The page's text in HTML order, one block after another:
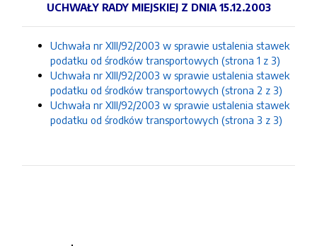
UCHWAŁY RADY MIEJSKIEJ Z DNIA 15.12.2003
Uchwała nr XIII/92/2003 w sprawie ustalenia stawek
podatku od środków transportowych (strona 1 z 3)
Uchwała nr XIII/92/2003 w sprawie ustalenia stawek
podatku od środków transportowych (strona 2 z 3)
Uchwała nr XIII/92/2003 w sprawie ustalenia stawek
podatku od środków transportowych (strona 3 z 3)